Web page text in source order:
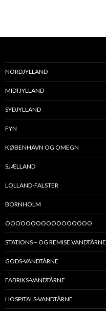
NORDJYLLAND
MIDTJYLLAND
SYDJYLLAND
FYN
KØBENHAVN OG OMEGN
SJÆLLAND
LOLLAND-FALSTER
BORNHOLM
OOOOOOOOOOOOOOOOO
STATIONS – OG REMISE VANDTÅRNE
GODS-VANDTÅRNE
FABRIKS-VANDTÅRNE
HOSPITALS-VANDTÅRNE